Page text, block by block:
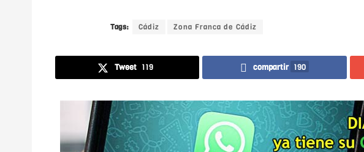
Tags: Cádiz Zona Franca de Cádiz
Tweet 119 compartir 190